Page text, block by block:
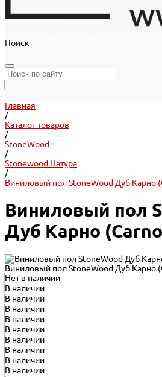
Поиск
Главная
/
Каталог товаров
/
StoneWood
/
Stonewood Натура
/
Виниловый пол StoneWood Дуб Карно
Виниловый пол
Дуб Карно
Виниловый пол StoneWood Дуб Карно
Нет в наличии
В наличии
В наличии
В наличии
В наличии
В наличии
В наличии
В наличии
В наличии
В наличии